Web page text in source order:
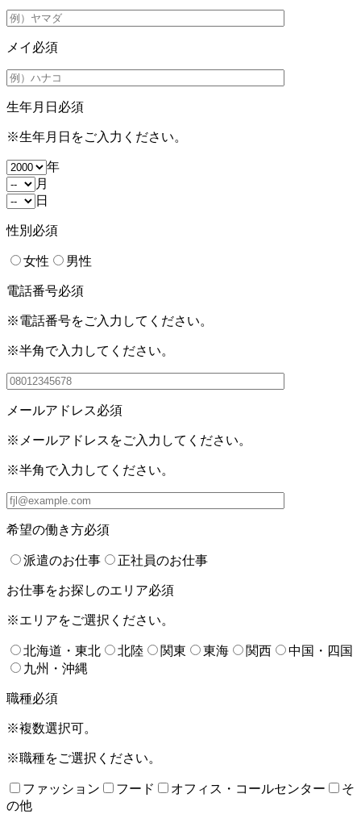
メイ 必須
生年月日 必須
※生年月日をご入力ください。
年
月
日
性別 必須
女性 男性
電話番号必須
※電話番号をご入力してください。
※半角で入力してください。
メールアドレス必須
※メールアドレスをご入力してください。
※半角で入力してください。
希望の働き方必須
派遣のお仕事 正社員のお仕事
お仕事をお探しのエリア必須
※エリアをご選択ください。
北海道・東北 北陸 関東 東海 関西
中国・四国
九州・沖縄
職種必須
※複数選択可。
※職種をご選択ください。
ファッション フード オフィス・コールセンター
そ
の他